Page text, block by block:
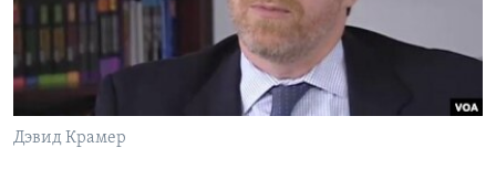
СОЦИАЛЬНЫЕ СЕТИ
Дэвид Крамер